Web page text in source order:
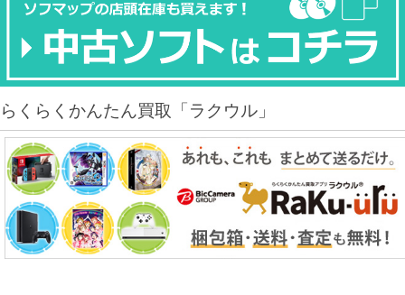
らくらくかんたん買取「ラクウル」